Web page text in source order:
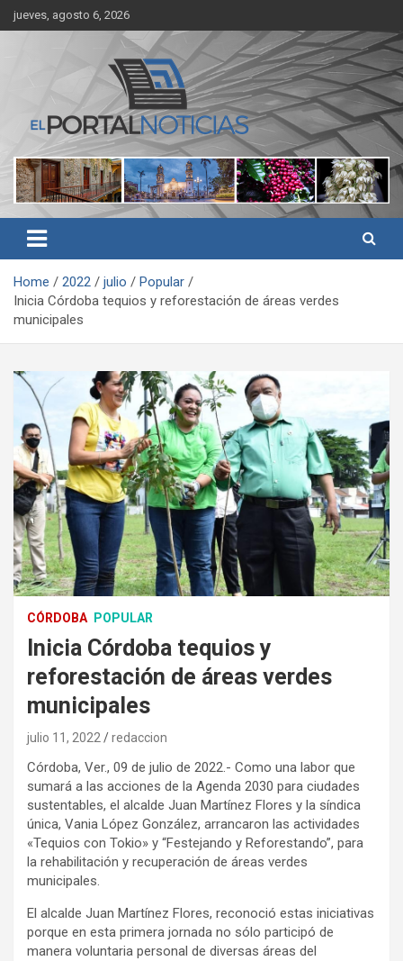
Skip
to
jueves, agosto 6, 2026
El Portal Noticias
Noticias de Córdoba, Veracruz y al región
Home 2022 julio
Popular
Inicia Córdoba tequios y reforestación de áreas verdes
municipales
CÓRDOBA POPULAR
Inicia Córdoba tequios y
reforestación de áreas verdes
municipales
julio 11, 2022 redaccion
Córdoba, Ver., 09 de julio de 2022.- Como una labor que
sumará a las acciones de la Agenda 2030 para ciudades
sustentables, el alcalde Juan Martínez Flores y la síndica
única, Vania López González, arrancaron las actividades
«Tequios con Tokio» y “Festejando y Reforestando”, para
la rehabilitación y recuperación de áreas verdes
municipales.
El alcalde Juan Martínez Flores, reconoció estas iniciativas
porque en esta primera jornada no sólo participó de
manera voluntaria personal de diversas áreas del